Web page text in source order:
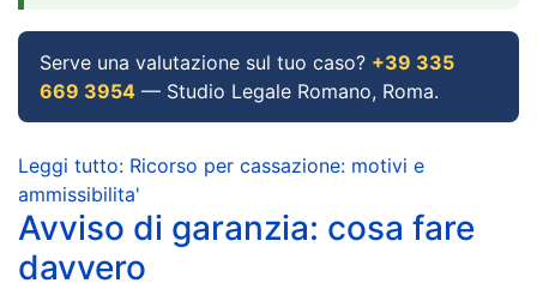
Serve una valutazione sul tuo caso? +39 335
669 3954 — Studio Legale Romano, Roma.
Leggi tutto: Ricorso per cassazione: motivi e
ammissibilita'
Avviso di garanzia: cosa fare
davvero